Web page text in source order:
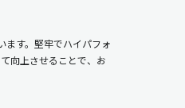
ます。堅牢でハイパフォ
向上させることで、お